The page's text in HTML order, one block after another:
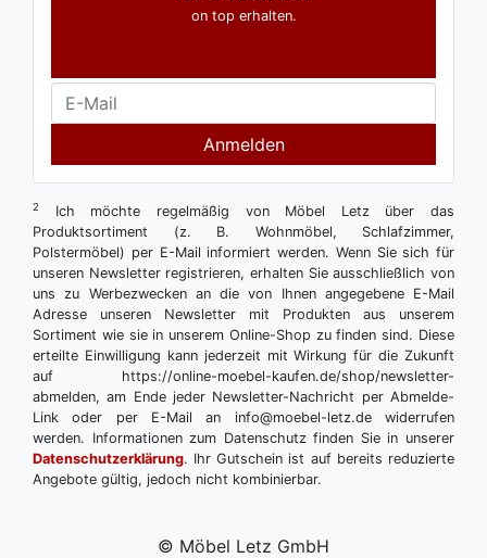
on top erhalten.
Anmelden
2
Ich möchte regelmäßig von Möbel Letz über das
Produktsortiment (z. B. Wohnmöbel, Schlafzimmer,
Polstermöbel) per E-Mail informiert werden. Wenn Sie sich für
unseren Newsletter registrieren, erhalten Sie ausschließlich von
uns zu Werbezwecken an die von Ihnen angegebene E-Mail
Adresse unseren Newsletter mit Produkten aus unserem
Sortiment wie sie in unserem Online-Shop zu finden sind. Diese
erteilte Einwilligung kann jederzeit mit Wirkung für die Zukunft
auf https://online-moebel-kaufen.de/shop/newsletter-
abmelden, am Ende jeder Newsletter-Nachricht per Abmelde-
Link oder per E-Mail an info@moebel-letz.de widerrufen
werden. Informationen zum Datenschutz finden Sie in unserer
Datenschutzerklärung. Ihr Gutschein ist auf bereits reduzierte
Angebote gültig, jedoch nicht kombinierbar.
© Möbel Letz GmbH